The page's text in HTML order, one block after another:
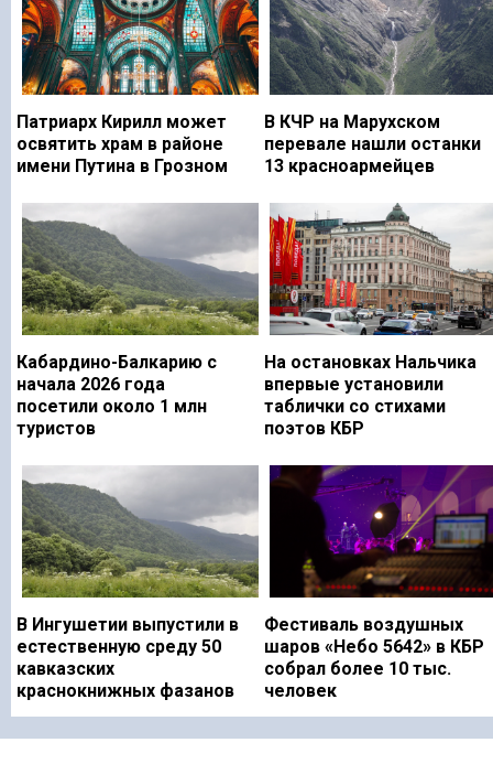
Патриарх Кирилл может
освятить храм в районе
имени Путина в Грозном
В КЧР на Марухском
перевале нашли останки
13 красноармейцев
Кабардино-Балкарию с
начала 2026 года
посетили около 1 млн
туристов
На остановках Нальчика
впервые установили
таблички со стихами
поэтов КБР
В Ингушетии выпустили в
естественную среду 50
кавказских
краснокнижных фазанов
Фестиваль воздушных
шаров «Небо 5642» в КБР
собрал более 10 тыс.
человек